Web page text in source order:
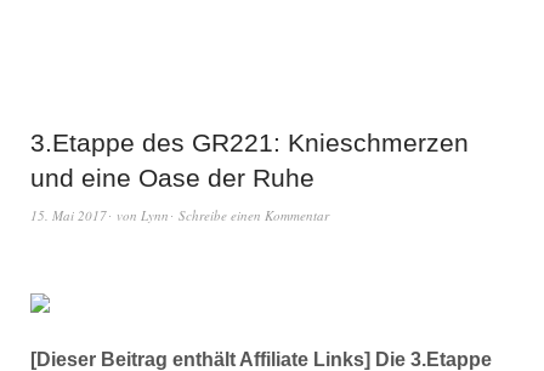
3.Etappe des GR221: Knieschmerzen
und eine Oase der Ruhe
15. Mai 2017 von Lynn Schreibe einen Kommentar
[Dieser Beitrag enthält Affiliate Links] Die 3.Etappe